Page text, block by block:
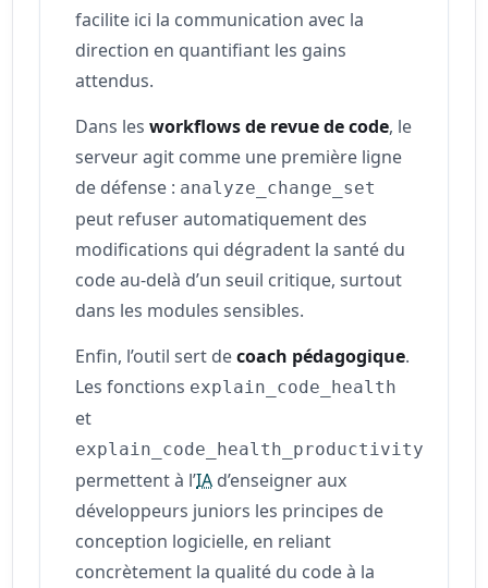
facilite ici la communication avec la
direction en quantifiant les gains
attendus.
Dans lesworkflows de revue de code, le
serveur agit comme une première ligne
de défense : analyze_change_set
peut refuser automatiquement des
modifications qui dégradent la santé du
code au-delà d’un seuil critique, surtout
dans les modules sensibles.
Enfin, l’outil sert decoach pédagogique.
Les fonctions explain_code_health
et
explain_code_health_productivity
permettent à l’IA d’enseigner aux
développeurs juniors les principes de
conception logicielle, en reliant
concrètement la qualité du code à la